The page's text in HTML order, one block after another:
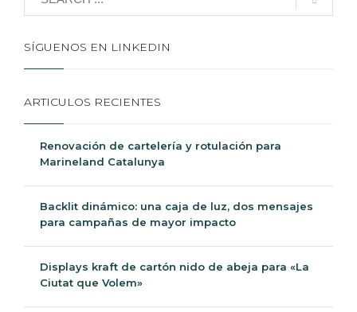
SÍGUENOS EN LINKEDIN
ARTICULOS RECIENTES
Renovación de cartelería y rotulación para
Marineland Catalunya
Backlit dinámico: una caja de luz, dos mensajes
para campañas de mayor impacto
Displays kraft de cartón nido de abeja para «La
Ciutat que Volem»